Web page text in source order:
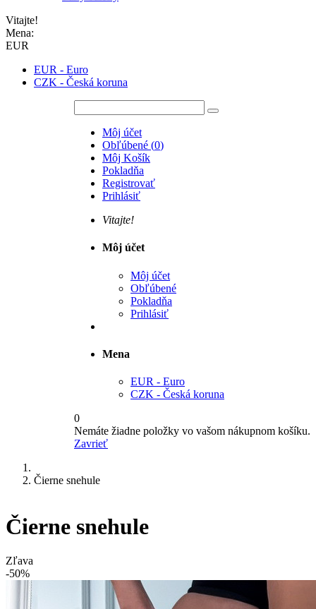
Vitajte!
Mena:
EUR
EUR - Euro
CZK - Česká koruna
Môj účet
Obľúbené (0)
Môj Košík
Pokladňa
Registrovať
Prihlásiť
Vitajte!
Môj účet
Môj účet
Obľúbené
Pokladňa
Prihlásiť
Mena
EUR - Euro
CZK - Česká koruna
0
Nemáte žiadne položky vo vašom nákupnom košíku.
Zavrieť
Čierne snehule
Čierne snehule
Zľava
-50%